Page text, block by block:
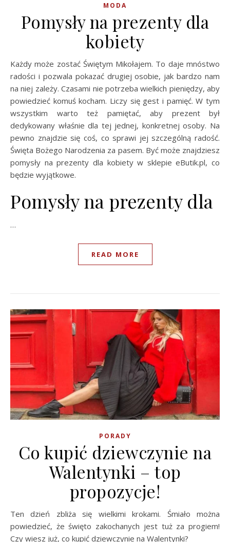
MODA
Pomysły na prezenty dla
kobiety
Każdy może zostać Świętym Mikołajem. To daje mnóstwo
radości i pozwala pokazać drugiej osobie, jak bardzo nam
na niej zależy. Czasami nie potrzeba wielkich pieniędzy, aby
powiedzieć komuś kocham. Liczy się gest i pamięć. W tym
wszystkim warto też pamiętać, aby prezent był
dedykowany właśnie dla tej jednej, konkretnej osoby. Na
pewno znajdzie się coś, co sprawi jej szczególną radość.
Święta Bożego Narodzenia za pasem. Być może znajdziesz
pomysły na prezenty dla kobiety w sklepie eButik.pl, co
będzie wyjątkowe.
Pomysły na prezenty dla
…
READ MORE
PORADY
Co kupić dziewczynie na
Walentynki – top
propozycje!
Ten dzień zbliża się wielkimi krokami. Śmiało można
powiedzieć, że święto zakochanych jest tuż za progiem!
Czy wiesz już, co kupić dziewczynie na Walentynki?